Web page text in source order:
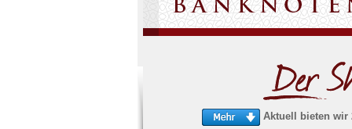
Aktuell bieten wir